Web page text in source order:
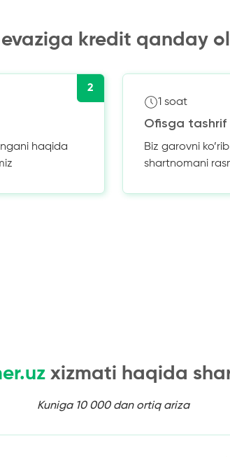
kredit qanday
2
haqida
1 soat
Ofisga tashrif
Biz garovni
shartnomani
xizmati haqida
Kuniga 10 000 dan ortiq ariza